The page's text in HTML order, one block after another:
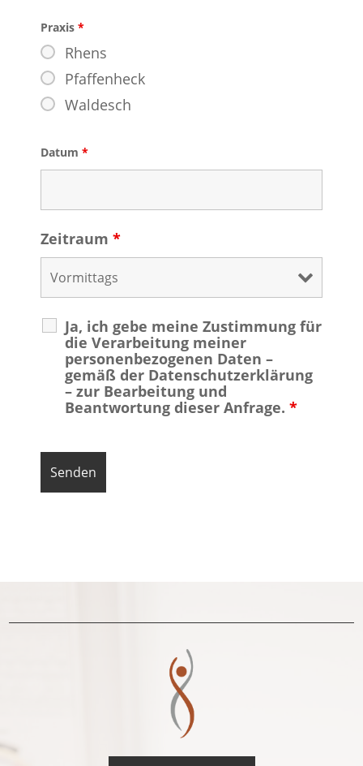
Praxis *
Rhens
Pfaffenheck
Waldesch
Datum *
Zeitraum *
Ja, ich gebe meine Zustimmung für
die Verarbeitung meiner
personenbezogenen Daten –
gemäß der Datenschutzerklärung
– zur Bearbeitung und
Beantwortung dieser Anfrage. *